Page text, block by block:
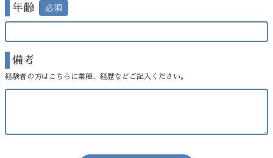
年齢
備考
経験者の方はこちらに業種、経歴などご記入ください。